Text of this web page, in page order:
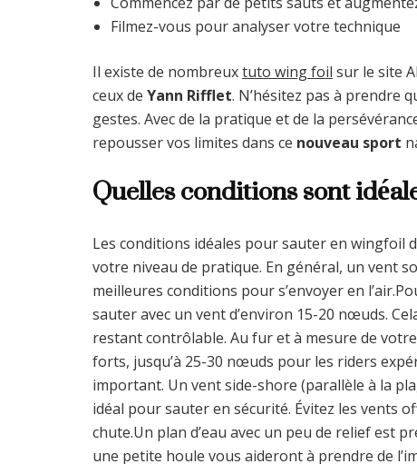
Filmez-vous pour analyser votre technique
Il existe de nombreuxtuto wing foil sur le site
ceux de Yann Rifflet. N’hésitez pas à prendre
gestes. Avec de la pratique et de la
repousser vos limites dans ce nouveau sport
Quelles conditions sont
Les conditions idéales pour sauter en wingfoil
votre niveau de pratique. En général, un vent
meilleures conditions pour s’envoyer en
sauter avec un vent d’environ 15-20 nœuds.
restant contrôlable. Au fur et à mesure de
forts, jusqu’à 25-30 nœuds pour les riders
important. Un vent side-shore (parallèle à la
idéal pour sauter en sécurité. Évitez les vents
chute.Un plan d’eau avec un peu de relief est
une petite houle vous aideront à prendre de